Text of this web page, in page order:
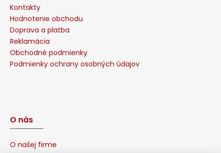
Kontakty
Hodnotenie obchodu
Doprava a platba
Reklamácia
Obchodné podmienky
Podmienky ochrany osobných údajov
O nás
O našej firme